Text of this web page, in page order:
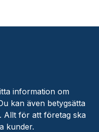
information om
kan även betygsätta
Allt för att företag ska
kunder.